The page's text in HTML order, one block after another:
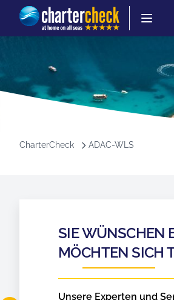
Chartercheck
CharterCheck ADAC-WLS
SIE WÜNSCHEN
MÖCHTEN SICH
Unsere Experten und